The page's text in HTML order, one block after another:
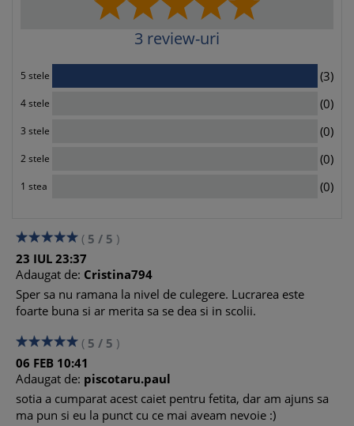
3 review-uri
5 stele (3)
4 stele (0)
3 stele (0)
2 stele (0)
1 stea (0)
( 5 / 5 )
23 IUL 23:37
Adaugat de: Cristina794
Sper sa nu ramana la nivel de culegere. Lucrarea este
foarte buna si ar merita sa se dea si in scolii.
( 5 / 5 )
06 FEB 10:41
Adaugat de: piscotaru.paul
sotia a cumparat acest caiet pentru fetita, dar am ajuns sa
ma pun si eu la punct cu ce mai aveam nevoie :)